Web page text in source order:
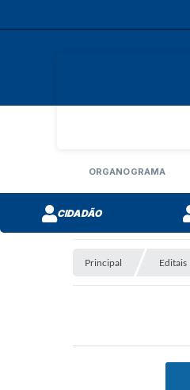
ORGANOGRAMA
CIDADÃO
Editais de Concurso
Principal Editais